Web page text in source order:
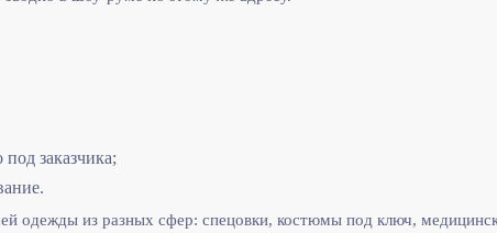
заказчика;
одежды из разных сфер: спецовки, костюмы под ключ,